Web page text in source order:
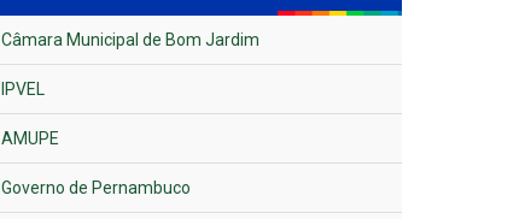
Câmara Municipal de Bom Jardim
IPVEL
AMUPE
Governo de Pernambuco